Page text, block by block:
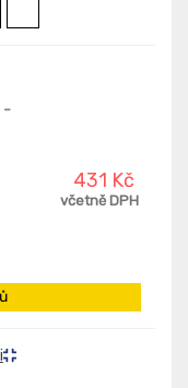
-
431 Kč
včetně DPH